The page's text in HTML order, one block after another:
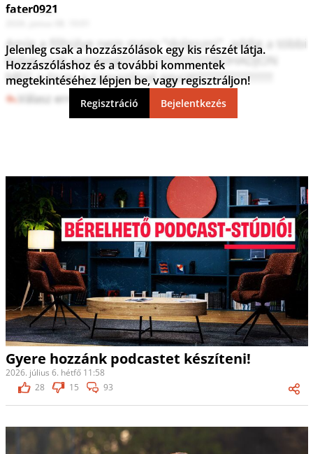
fater0921
Amíg a főhülye nem megy "dolgozni", addig a többi
hülye csak sunnyog!!!!!!!!!!!!!!!!!!!!!!!!!!ROHADJON
MEG a tisza, a szavazóival együtt!!!!!!!!!!!!!!!!!!!!!!
Válasz erre 7 0
Jelenleg csak a hozzászólások egy kis részét látja.
Hozzászóláshoz és a további kommentek
megtekintéséhez lépjen be, vagy regisztráljon!
Regisztráció Bejelentkezés
Gyere hozzánk podcastet készíteni!
2026. július 6. hétfő 11:58
28
15 93